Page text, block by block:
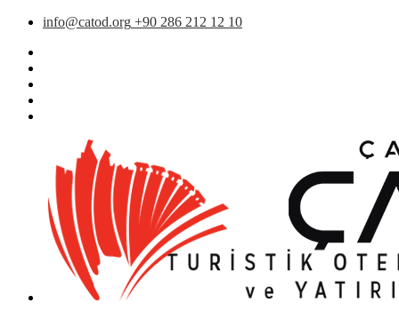
info@catod.org +90 286 212 12 10